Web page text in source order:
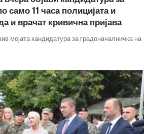
само 11 часа полицијата и
и врачат кривична пријава
мојата кандидатура за градоначалничка на